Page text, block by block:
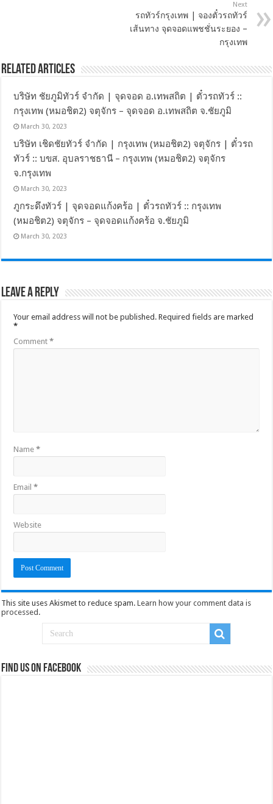
Next
รถทัวร์กรุงเทพ | จองตั๋วรถทัวร์
เส้นทาง จุดจอดแพชชั่นระยอง –
กรุงเทพ
Related Articles
บริษัท ชัยภูมิทัวร์ จำกัด | จุดจอด อ.เทพสถิต | ตั๋วรถทัวร์ ::
กรุงเทพ (หมอชิต2) จตุจักร – จุดจอด อ.เทพสถิต จ.ชัยภูมิ
March 30, 2023
บริษัท เชิดชัยทัวร์ จำกัด | กรุงเทพ (หมอชิต2) จตุจักร | ตั๋วรถ
ทัวร์ :: บขส. อุบลราชธานี – กรุงเทพ (หมอชิต2) จตุจักร
จ.กรุงเทพ
March 30, 2023
ภูกระดึงทัวร์ | จุดจอดแก้งคร้อ | ตั๋วรถทัวร์ :: กรุงเทพ
(หมอชิต2) จตุจักร – จุดจอดแก้งคร้อ จ.ชัยภูมิ
March 30, 2023
Leave a Reply
Your email address will not be published. Required fields are marked
*
Comment*
Name*
Email*
Website
This site uses Akismet to reduce spam.Learn how your comment data is
processed .
Find us on Facebook